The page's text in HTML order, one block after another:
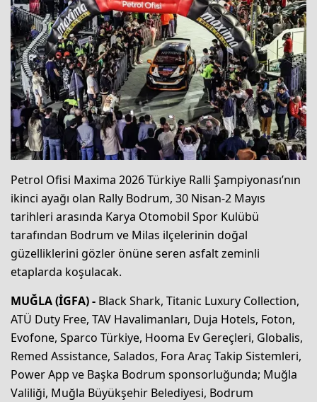
Petrol Ofisi Maxima 2026 Türkiye Ralli Şampiyonası’nın
ikinci ayağı olan Rally Bodrum, 30 Nisan-2 Mayıs
tarihleri arasında Karya Otomobil Spor Kulübü
tarafından Bodrum ve Milas ilçelerinin doğal
güzelliklerini gözler önüne seren asfalt zeminli
etaplarda koşulacak.
MUĞLA (İGFA) - Black Shark, Titanic Luxury Collection,
ATÜ Duty Free, TAV Havalimanları, Duja Hotels, Foton,
Evofone, Sparco Türkiye, Hooma Ev Gereçleri, Globalis,
Remed Assistance, Salados, Fora Araç Takip Sistemleri,
Power App ve Başka Bodrum sponsorluğunda; Muğla
Valiliği, Muğla Büyükşehir Belediyesi, Bodrum